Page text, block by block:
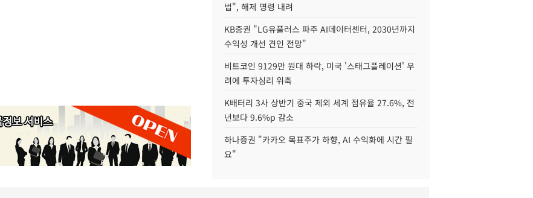
법", 해제 명령 내려
KB증권 "LG유플러스 파주 AI데이터센터, 2030년까지
수익성 개선 견인 전망"
비트코인 9129만 원대 하락, 미국 '스태그플레이션' 우
려에 투자심리 위축
K배터리 3사 상반기 중국 제외 세계 점유율 27.6%, 전
년보다 9.6%p 감소
하나증권 "카카오 목표주가 하향, AI 수익화에 시간 필
요"